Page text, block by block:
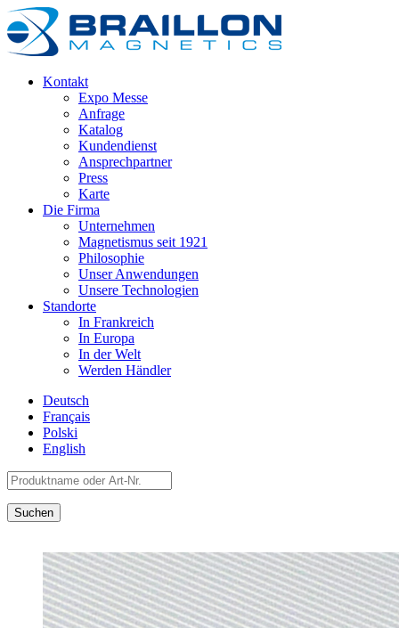
Kontakt
Expo Messe
Anfrage
Katalog
Kundendienst
Ansprechpartner
Press
Karte
Die Firma
Unternehmen
Magnetismus seit 1921
Philosophie
Unser Anwendungen
Unsere Technologien
Standorte
In Frankreich
In Europa
In der Welt
Werden Händler
Deutsch
Français
Polski
English